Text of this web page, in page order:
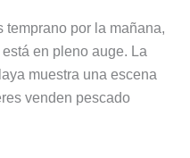
temprano por la mañana,
en pleno auge. La
muestra una escena
venden pescado